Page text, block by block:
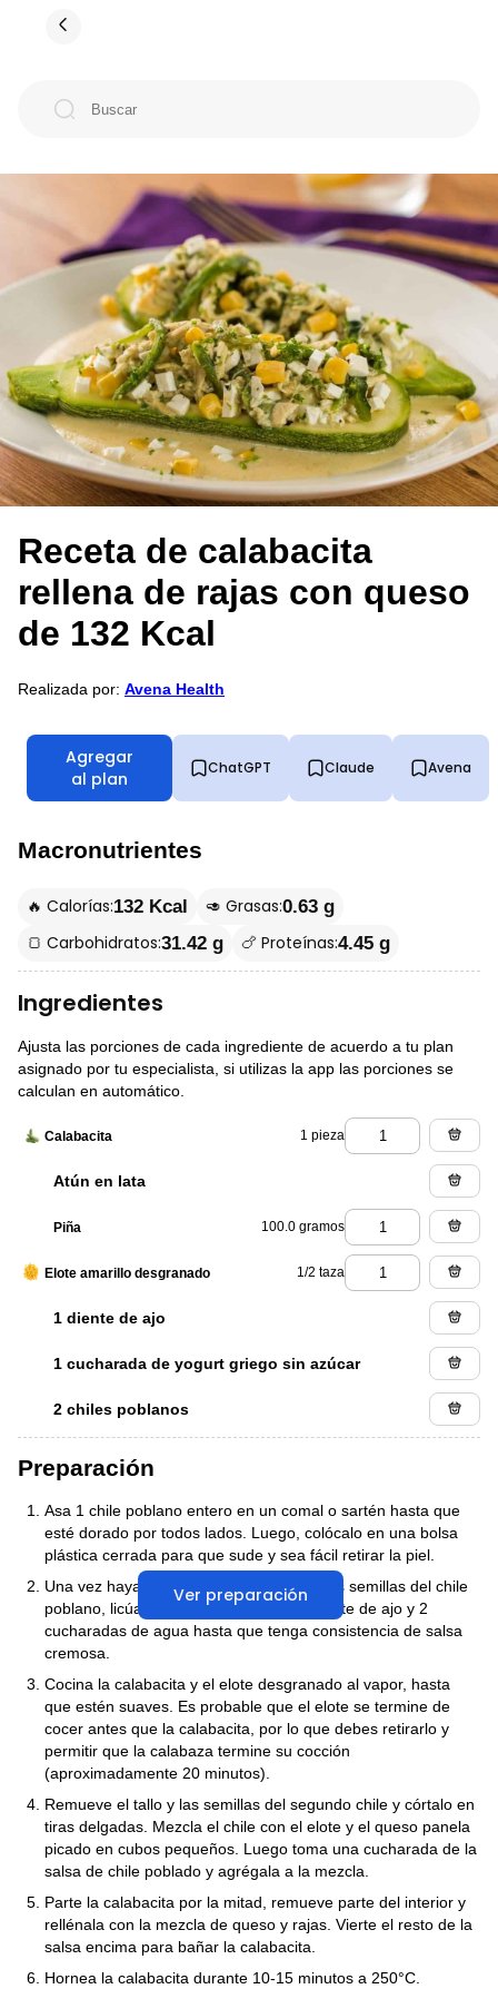
Receta de calabacita
rellena de rajas con queso
de 132 Kcal
Realizada por: Avena Health
Agregar
al plan
ChatGPT Claude Avena
Macronutrientes
🔥 Calorías:132 Kcal 🥑 Grasas:0.63 g
🍞 Carbohidratos:31.42 g 🍗 Proteínas:4.45 g
Ingredientes
Ajusta las porciones de cada ingrediente de acuerdo a tu plan
asignado por tu especialista, si utilizas la app las porciones se
calculan en automático.
Calabacita 1 pieza
Atún en lata
Piña 100.0 gramos
Elote amarillo desgranado 1/2 taza
1 diente de ajo
1 cucharada de yogurt griego sin azúcar
2 chiles poblanos
Ver preparación
Preparación
Asa 1 chile poblano entero en un comal o sartén hasta que
esté dorado por todos lados. Luego, colócalo en una bolsa
plástica cerrada para que sude y sea fácil retirar la piel.
Una vez hayas retirado la piel, el tallo y las semillas del chile
poblano, licúalo junto con el yogurt, 1 diente de ajo y 2
cucharadas de agua hasta que tenga consistencia de salsa
cremosa.
Cocina la calabacita y el elote desgranado al vapor, hasta
que estén suaves. Es probable que el elote se termine de
cocer antes que la calabacita, por lo que debes retirarlo y
permitir que la calabaza termine su cocción
(aproximadamente 20 minutos).
Remueve el tallo y las semillas del segundo chile y córtalo en
tiras delgadas. Mezcla el chile con el elote y el queso panela
picado en cubos pequeños. Luego toma una cucharada de la
salsa de chile poblado y agrégala a la mezcla.
Parte la calabacita por la mitad, remueve parte del interior y
rellénala con la mezcla de queso y rajas. Vierte el resto de la
salsa encima para bañar la calabacita.
Hornea la calabacita durante 10-15 minutos a 250°C.